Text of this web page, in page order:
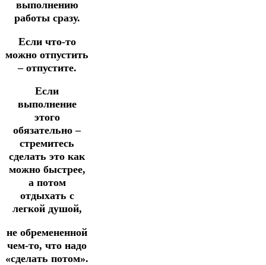
выполнению
работы сразу.
Если что-то
можно отпустить
– отпустите.
Если
выполнение
этого
обязательно –
стремитесь
сделать это как
можно быстрее,
а потом
отдыхать с
легкой душой,
не обремененной
чем-то, что надо
«сделать потом».